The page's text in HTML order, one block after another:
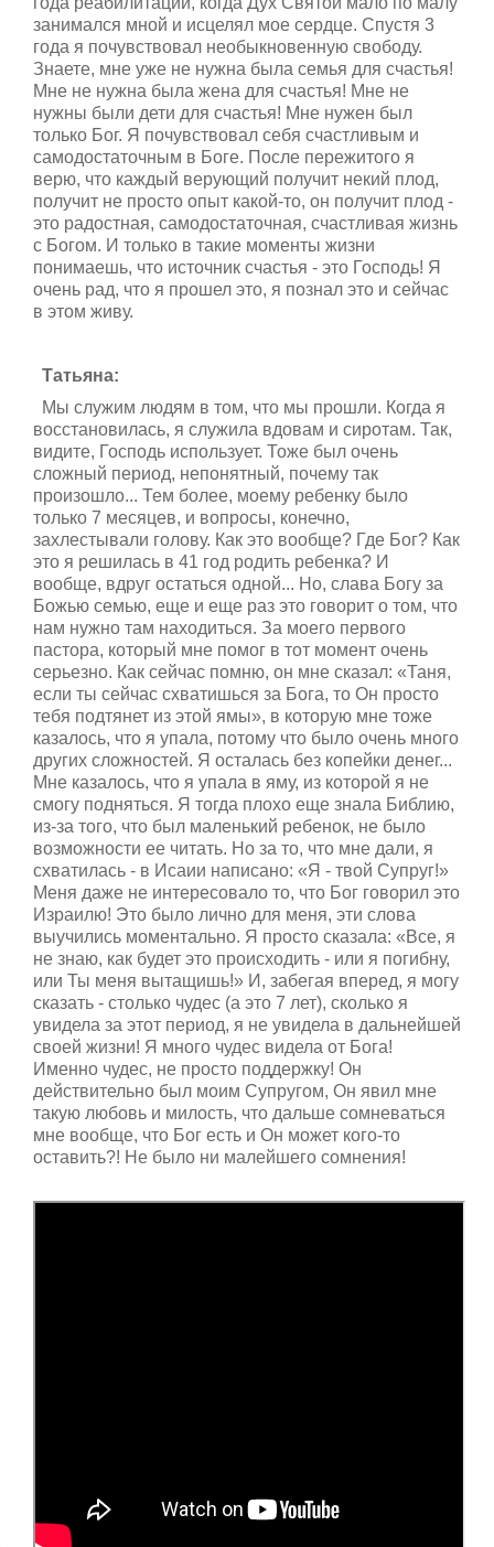
занимался мной и исцелял мое сердце. Спустя 3
года я почувствовал необыкновенную свободу.
Знаете, мне уже не нужна была семья для счастья!
Мне не нужна была жена для счастья! Мне не
нужны были дети для счастья! Мне нужен был
только Бог. Я почувствовал себя счастливым и
самодостаточным в Боге. После пережитого я
верю, что каждый верующий получит некий плод,
получит не просто опыт какой-то, он получит плод -
это радостная, самодостаточная, счастливая жизнь
с Богом. И только в такие моменты жизни
понимаешь, что источник счастья - это Господь! Я
очень рад, что я прошел это, я познал это и сейчас
в этом живу.
Татьяна:
Мы служим людям в том, что мы прошли. Когда я
восстановилась, я служила вдовам и сиротам. Так,
видите, Господь использует. Тоже был очень
сложный период, непонятный, почему так
произошло... Тем более, моему ребенку было
только 7 месяцев, и вопросы, конечно,
захлестывали голову. Как это вообще? Где Бог? Как
это я решилась в 41 год родить ребенка? И
вообще, вдруг остаться одной... Но, слава Богу за
Божью семью, еще и еще раз это говорит о том, что
нам нужно там находиться. За моего первого
пастора, который мне помог в тот момент очень
серьезно. Как сейчас помню, он мне сказал: «Таня,
если ты сейчас схватишься за Бога, то Он просто
тебя подтянет из этой ямы», в которую мне тоже
казалось, что я упала, потому что было очень много
других сложностей. Я осталась без копейки денег...
Мне казалось, что я упала в яму, из которой я не
смогу подняться. Я тогда плохо еще знала Библию,
из-за того, что был маленький ребенок, не было
возможности ее читать. Но за то, что мне дали, я
схватилась - в Исаии написано: «Я - твой Супруг!»
Меня даже не интересовало то, что Бог говорил это
Израилю! Это было лично для меня, эти слова
выучились моментально. Я просто сказала: «Все, я
не знаю, как будет это происходить - или я погибну,
или Ты меня вытащишь!» И, забегая вперед, я могу
сказать - столько чудес (а это 7 лет), сколько я
увидела за этот период, я не увидела в дальнейшей
своей жизни! Я много чудес видела от Бога!
Именно чудес, не просто поддержку! Он
действительно был моим Супругом, Он явил мне
такую любовь и милость, что дальше сомневаться
мне вообще, что Бог есть и Он может кого-то
оставить?! Не было ни малейшего сомнения!